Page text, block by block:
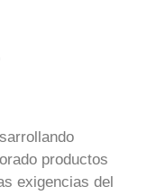
productos
exigencias del